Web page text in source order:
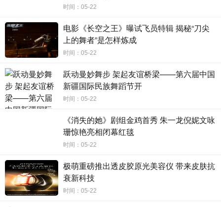
时间：05-22
电影《长空之王》曝试飞员特辑 揭秘“刀尖
上的舞者”是怎样炼成
时间：05-22
跃动曼妙舞步 架起友谊桥梁——第六届中国
新疆国际民族舞蹈节开
时间：05-22
《消失的她》剧组金鸡首秀 朱一龙倪妮文咏
珊惊艳亮相闭幕红毯
时间：05-22
极萌重磅推出透皮胶原光美容仪 带来皮肤抗
衰新科技
时间：05-22